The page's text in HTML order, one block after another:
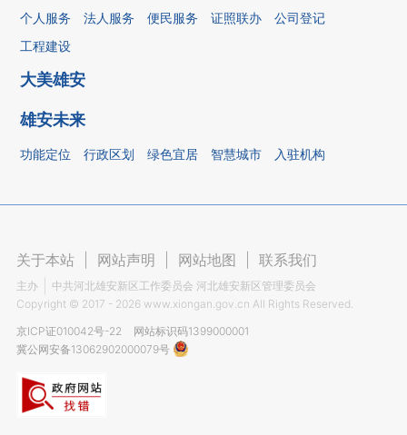
个人服务 法人服务 便民服务 证照联办
公司登记
工程建设
大美雄安
雄安未来
功能定位 行政区划 绿色宜居 智慧城市 入驻机构
关于本站 网站声明 网站地图 联系我们
主办
中共河北雄安新区工作委员会 河北雄安新区管理委员会
Copyright © 2017 - 2026 www.xiongan.gov.cn All Rights Reserved.
京ICP证010042号-22
网站标识码1399000001
冀公网安备13062902000079号